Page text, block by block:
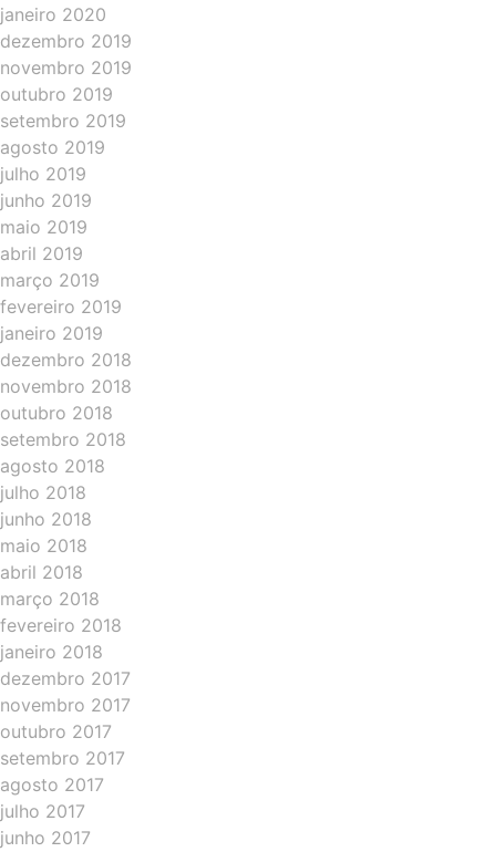
janeiro 2020
dezembro 2019
novembro 2019
outubro 2019
setembro 2019
agosto 2019
julho 2019
junho 2019
maio 2019
abril 2019
março 2019
fevereiro 2019
janeiro 2019
dezembro 2018
novembro 2018
outubro 2018
setembro 2018
agosto 2018
julho 2018
junho 2018
maio 2018
abril 2018
março 2018
fevereiro 2018
janeiro 2018
dezembro 2017
novembro 2017
outubro 2017
setembro 2017
agosto 2017
julho 2017
junho 2017